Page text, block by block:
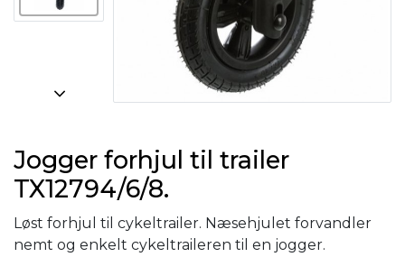
Jogger forhjul til trailer
TX12794/6/8.
Løst forhjul til cykeltrailer. Næsehjulet forvandler
nemt og enkelt cykeltraileren til en jogger.